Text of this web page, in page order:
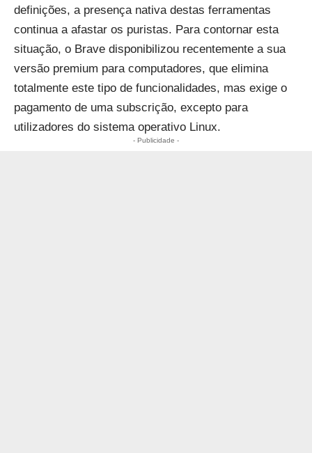
definições, a presença nativa destas ferramentas
continua a afastar os puristas. Para contornar esta
situação, o Brave disponibilizou recentemente a sua
versão premium para computadores, que elimina
totalmente este tipo de funcionalidades, mas exige o
pagamento de uma subscrição, excepto para
utilizadores do sistema operativo Linux.
- Publicidade -